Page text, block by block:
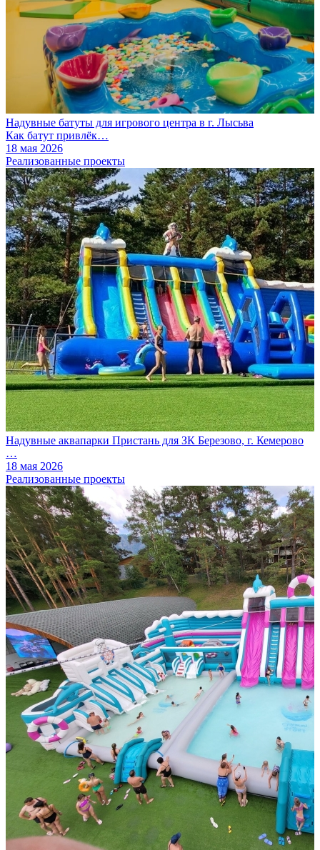
Надувные батуты для игрового центра в г. Лысьва
Как батут привлёк…
18 мая 2026
Реализованные проекты
Надувные аквапарки Пристань для ЗК Березово, г. Кемерово
…
18 мая 2026
Реализованные проекты